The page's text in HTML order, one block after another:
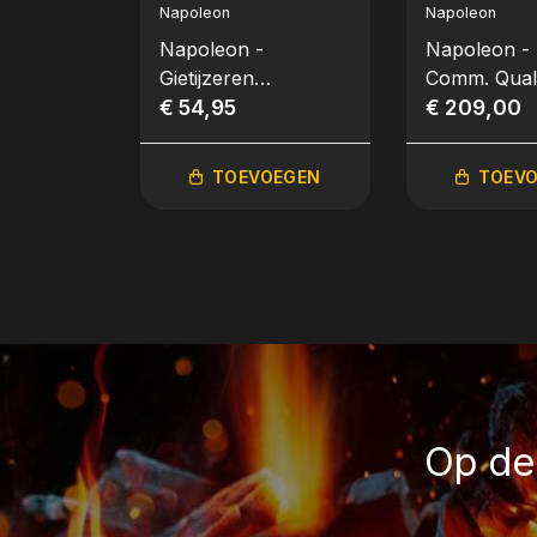
Napoleon
Napoleon -
Gietijzeren
houtskoolinzetbak
€ 54,95
TOEVOEGEN
Napoleon
Napoleon -
Comm.
Prestige® en
€ 209,00
Op